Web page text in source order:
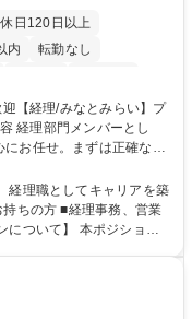
日120日以上
内
転勤なし
土日祝休み
服装自由
お任せ。まずは正確な入
緒に業務を進めながら段
票処理、記帳業務 ■既存
算補助 ■四半期・年次決
経理職としてキャリアを築
ちの方 ■経理事務、営業
示資料作成補助などへス
なく、決算月でも10時間